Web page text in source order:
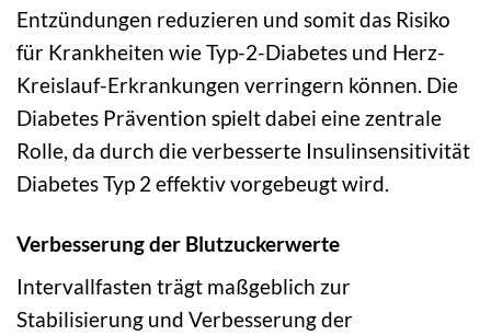
Entzündungen reduzieren und somit das Risiko
für Krankheiten wie Typ-2-Diabetes und Herz-
Kreislauf-Erkrankungen verringern können. Die
Diabetes Prävention spielt dabei eine zentrale
Rolle, da durch die verbesserte Insulinsensitivität
Diabetes Typ 2 effektiv vorgebeugt wird.
Verbesserung der Blutzuckerwerte
Intervallfasten trägt maßgeblich zur
Stabilisierung und Verbesserung der